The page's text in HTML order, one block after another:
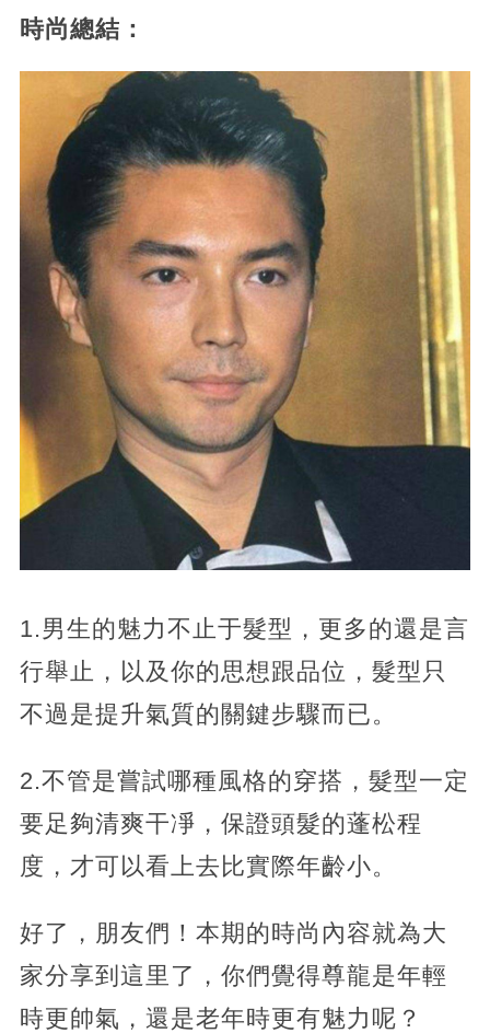
時尚總結：
1.男生的魅力不止于髮型，更多的還是言
行舉止，以及你的思想跟品位，髮型只
不過是提升氣質的關鍵步驟而已。
2.不管是嘗試哪種風格的穿搭，髮型一定
要足夠清爽干凈，保證頭髮的蓬松程
度，才可以看上去比實際年齡小。
好了，朋友們！本期的時尚內容就為大
家分享到這里了，你們覺得尊龍是年輕
時更帥氣，還是老年時更有魅力呢？